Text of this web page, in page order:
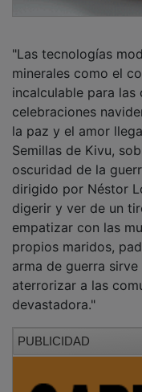
minerales como el
incalculable para las
celebraciones
la paz y el amor
Semillas de Kivu,
oscuridad de la
dirigido por Néstor
digerir y ver de un
empatizar con las
propios maridos,
arma de guerra
aterrorizar a las
devastadora."